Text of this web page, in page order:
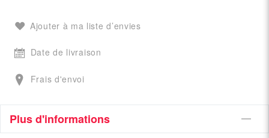
Ajouter à ma liste d’envies
Date de livraison
Frais d'envoi
Plus d'informations